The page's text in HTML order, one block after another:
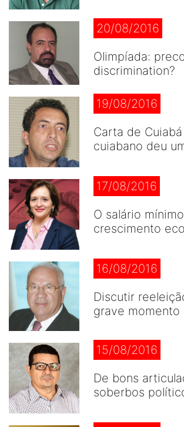
20/08/2016
Olimpíada:
discrimination?
19/08/2016
Carta de
cuiabano deu
17/08/2016
O salário
crescimento
16/08/2016
Discutir
grave momento
15/08/2016
De bons
soberbos